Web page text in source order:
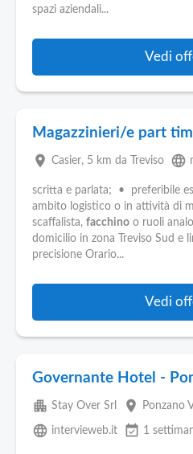
spazi aziendali...
Vedi
Magazzinieri/e part
place Casier, 5 km da Treviso language
scritta e parlata; • preferibile
ambito logistico o in attività di
scaffalista, facchino o ruoli
domicilio in zona Treviso Sud
precisione Orario...
Vedi
Governante Hotel -
apartment Stay Over Srl place Ponzano
language intervieweb.it event_available 1